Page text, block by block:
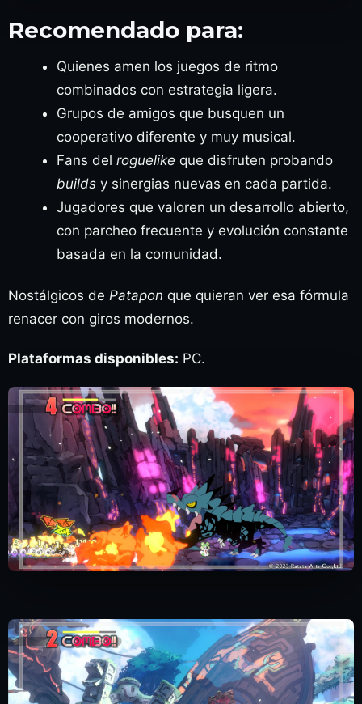
Recomendado para:
Quienes amen los juegos de ritmo
combinados con estrategia ligera.
Grupos de amigos que busquen un
cooperativo diferente y muy musical.
Fans del roguelike que disfruten probando
builds y sinergias nuevas en cada partida.
Jugadores que valoren un desarrollo abierto,
con parcheo frecuente y evolución constante
basada en la comunidad.
Nostálgicos de Patapon que quieran ver esa fórmula
renacer con giros modernos.
Plataformas disponibles: PC.